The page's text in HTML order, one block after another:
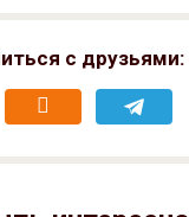
с друзьями: